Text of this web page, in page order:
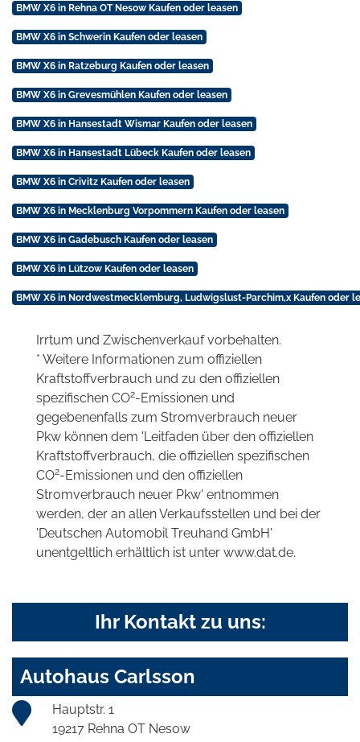
BMW X6 in Rehna OT Nesow Kaufen oder leasen
BMW X6 in Schwerin Kaufen oder leasen
BMW X6 in Ratzeburg Kaufen oder leasen
BMW X6 in Grevesmühlen Kaufen oder leasen
BMW X6 in Hansestadt Wismar Kaufen oder leasen
BMW X6 in Hansestadt Lübeck Kaufen oder leasen
BMW X6 in Crivitz Kaufen oder leasen
BMW X6 in Mecklenburg Vorpommern Kaufen oder leasen
BMW X6 in Gadebusch Kaufen oder leasen
BMW X6 in Lützow Kaufen oder leasen
BMW X6 in Nordwestmecklemburg, Ludwigslust-Parchim,x Kaufen oder
Irrtum und Zwischenverkauf vorbehalten.
* Weitere Informationen zum offiziellen
Kraftstoffverbrauch und zu den offiziellen
spezifischen CO2-Emissionen und
gegebenenfalls zum Stromverbrauch neuer
Pkw können dem 'Leitfaden über den offiziellen
Kraftstoffverbrauch, die offiziellen spezifischen
CO2-Emissionen und den offiziellen
Stromverbrauch neuer Pkw' entnommen
werden, der an allen Verkaufsstellen und bei der
'Deutschen Automobil Treuhand GmbH'
unentgeltlich erhältlich ist unter www.dat.de.
Ihr Kontakt zu uns:
Autohaus Carlsson
Hauptstr. 1
19217 Rehna OT Nesow